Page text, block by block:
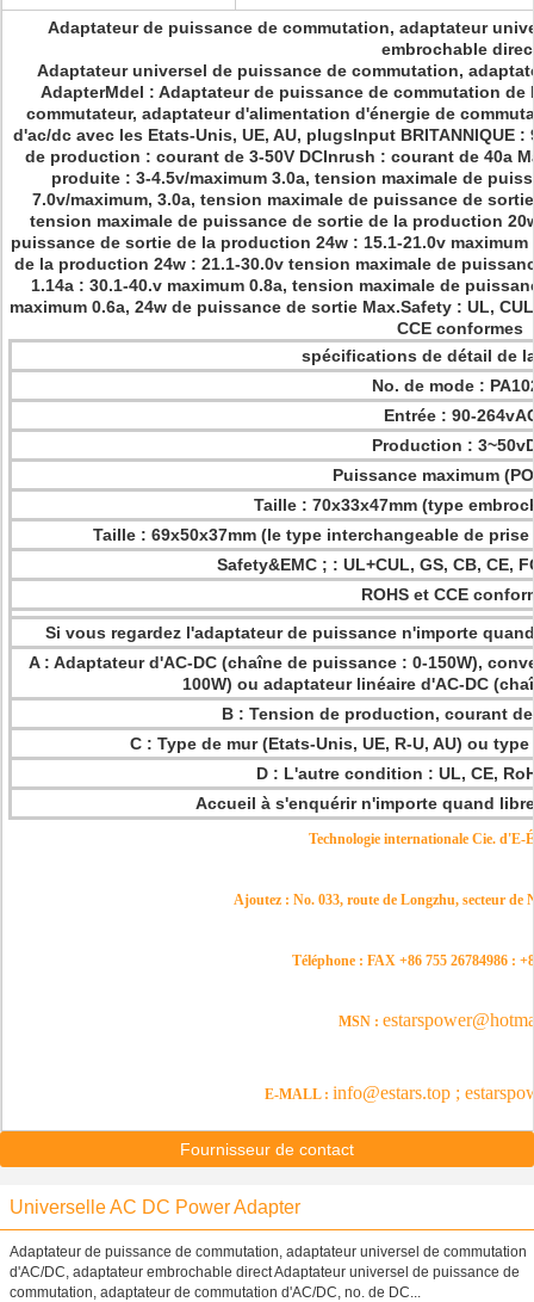
Adaptateur de puissance de commutation, adaptateur
embrochable
Adaptateur universel de puissance de commutation,
AdapterMdel : Adaptateur de puissance de commutation de
commutateur, adaptateur d'alimentation d'énergie de
d'ac/dc avec les Etats-Unis, UE, AU, plugsInput BRITANNIQUE
de production : courant de 3-50V DCInrush : courant de 40a
produite : 3-4.5v/maximum 3.0a, tension maximale de
7.0v/maximum, 3.0a, tension maximale de puissance de
tension maximale de puissance de sortie de la production
puissance de sortie de la production 24w : 15.1-21.0v
de la production 24w : 21.1-30.0v tension maximale de
1.14a : 30.1-40.v maximum 0.8a, tension maximale de
maximum 0.6a, 24w de puissance de sortie Max.Safety : UL,
CCE conformes
spécifications de détail de
No. de mode :
Entrée : 90-
Production :
Puissance maximum
Taille : 70x33x47mm (type
Taille : 69x50x37mm (le type interchangeable de
Safety&EMC ; : UL+CUL, GS, CB, CE,
ROHS et CCE
Si vous regardez l'adaptateur de puissance n'importe
A : Adaptateur d'AC-DC (chaîne de puissance : 0-150W),
100W) ou adaptateur linéaire d'AC-DC
B : Tension de production, courant
C : Type de mur (Etats-Unis, UE, R-U, AU) ou
D : L'autre condition : UL, CE,
Accueil à s'enquérir n'importe quand
Technologie internationale Cie. d'E-
Ajoutez : No. 033, route de Longzhu, secteur de
Téléphone : FAX +86 755 26784986 :
MSN :
E-MALL : info@estars.top ;
Fournisseur de contact
Universelle AC DC Power Adapter
Adaptateur de puissance de commutation, adaptateur universel de commutation
d'AC/DC, adaptateur embrochable direct Adaptateur universel de puissance de
commutation, adaptateur de commutation d'AC/DC, no. de DC...